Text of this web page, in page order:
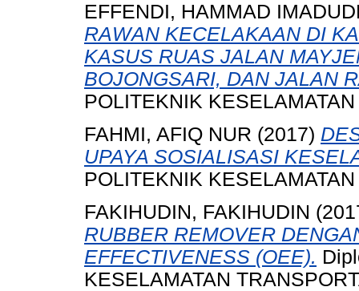
EFFENDI, HAMMAD
RAWAN KECELAKAAN DI
KASUS RUAS JALAN
BOJONGSARI, DAN JALAN
POLITEKNIK
FAHMI, AFIQ NUR (2017)
UPAYA SOSIALISASI
POLITEKNIK
FAKIHUDIN, FAKIHUDIN
RUBBER REMOVER
EFFECTIVENESS (OEE).
KESELAMATAN